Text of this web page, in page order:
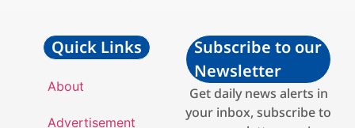
Quick Links
About
Advertisement
Subscribe to our
Newsletter
Get daily news alerts in
your inbox, subscribe to